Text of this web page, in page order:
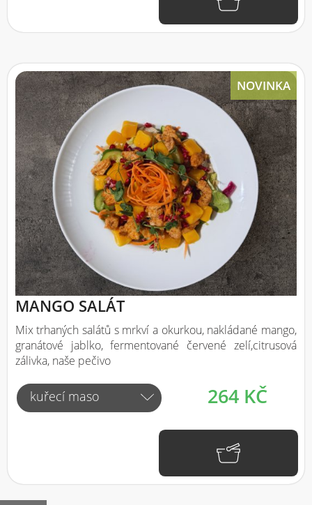
NOVINKA
MANGO SALÁT
Mix trhaných salátů s mrkví a okurkou, nakládané mango,
granátové jablko, fermentované červené zelí,citrusová
zálivka, naše pečivo
264 KČ